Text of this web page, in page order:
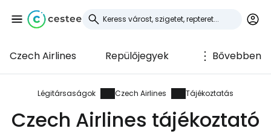
Czech Airlines Repülőjegyek Bővebben
Légitársaságok Czech Airlines Tájékoztatás
Czech Airlines tájékoztató
Bejelentkezés a
Cestee-be
... az utazási közösség világszerte